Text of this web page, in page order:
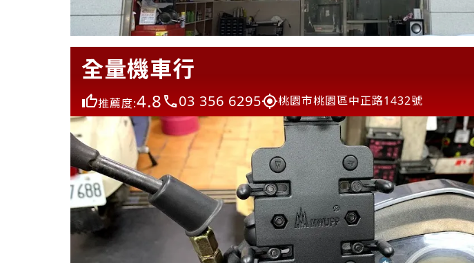
全量機車行
推薦度:4.8 03 356 6295 桃園市桃園區中正路1432號